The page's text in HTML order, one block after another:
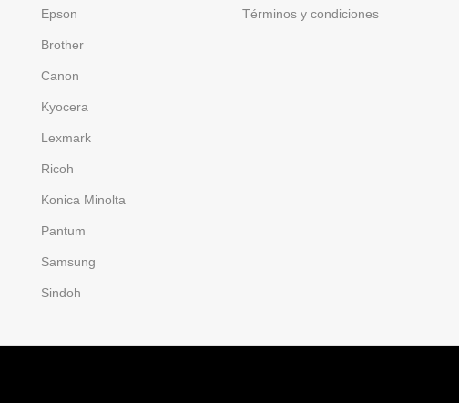
Epson
Brother
Canon
Kyocera
Lexmark
Ricoh
Konica Minolta
Pantum
Samsung
Sindoh
Términos y condiciones